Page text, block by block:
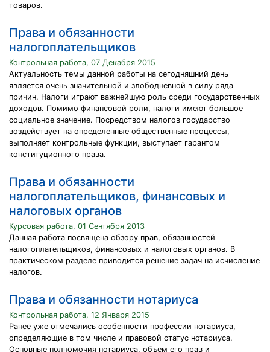
товаров.
Права и обязанности
налогоплательщиков
Контрольная работа, 07 Декабря 2015
Актуальность темы данной работы на сегодняшний день
является очень значительной и злободневной в силу ряда
причин. Налоги играют важнейшую роль среди государственных
доходов. Помимо финансовой роли, налоги имеют большое
социальное значение. Посредством налогов государство
воздействует на определенные общественные процессы,
выполняет контрольные функции, выступает гарантом
конституционного права.
Права и обязанности
налогоплательщиков, финансовых и
налоговых органов
Курсовая работа, 01 Сентября 2013
Данная работа посвящена обзору прав, обязанностей
налогоплательщиков, финансовых и налоговых органов. В
практическом разделе приводится решение задач на исчисление
налогов.
Права и обязанности нотариуса
Контрольная работа, 12 Января 2015
Ранее уже отмечались особенности профессии нотариуса,
определяющие в том числе и правовой статус нотариуса.
Основные полномочия нотариуса, объем его прав и